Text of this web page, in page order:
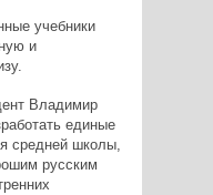
учебники
и
Владимир
единые
средней школы,
русским